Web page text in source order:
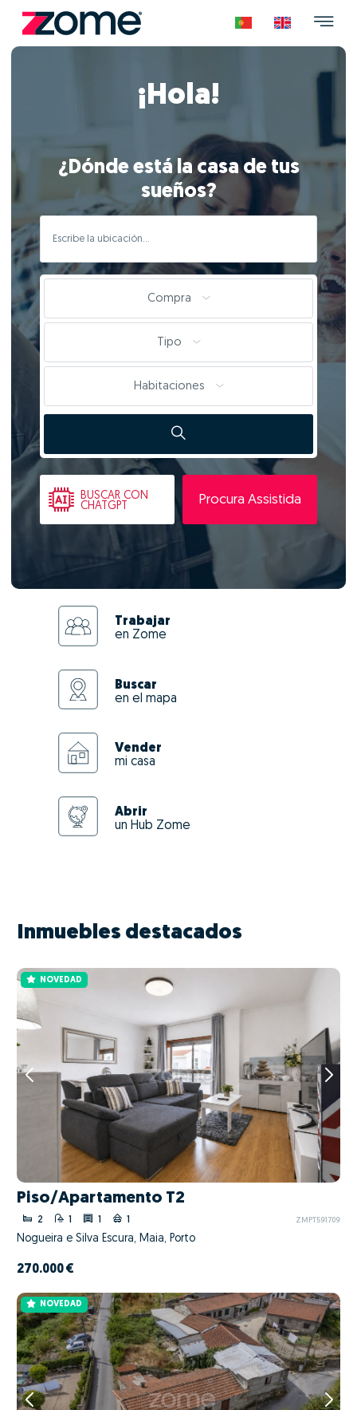
¡Hola!
¿Dónde está la casa de tus
sueños?
Compra
Tipo
Habitaciones
BUSCAR CON
CHATGPT
Procura Assistida
Trabajar
en Zome
Buscar
en el mapa
Vender
mi casa
Abrir
un Hub Zome
Inmuebles destacados
NOVEDAD
Piso/Apartamento T2
2 1 1 1 ZMPT591709
Nogueira e Silva Escura, Maia, Porto
270.000 €
NOVEDAD